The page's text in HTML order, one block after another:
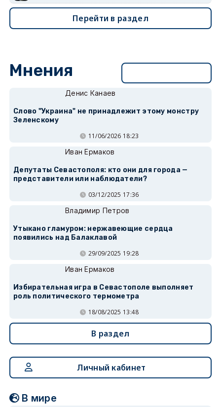
Перейти в раздел
Мнения
Денис Канаев
Слово "Украина" не принадлежит этому монстру
Зеленскому
11/06/2026 18:23
Иван Ермаков
Депутаты Севастополя: кто они для города —
представители или наблюдатели?
03/12/2025 17:36
Владимир Петров
Утыкано гламуром: нержавеющие сердца
появились над Балаклавой
29/09/2025 19:28
Иван Ермаков
Избирательная игра в Севастополе выполняет
роль политического термометра
18/08/2025 13:48
В раздел
Личный кабинет
В мире